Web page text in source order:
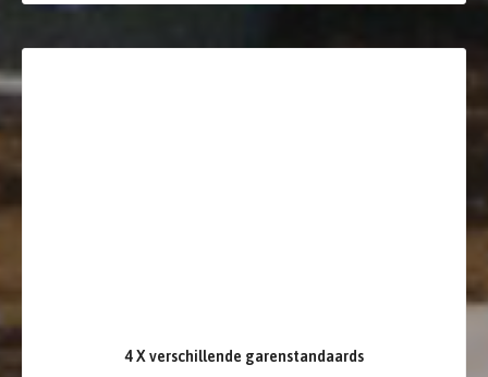
4 X verschillende garenstandaards